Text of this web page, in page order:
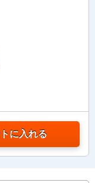
に入れる